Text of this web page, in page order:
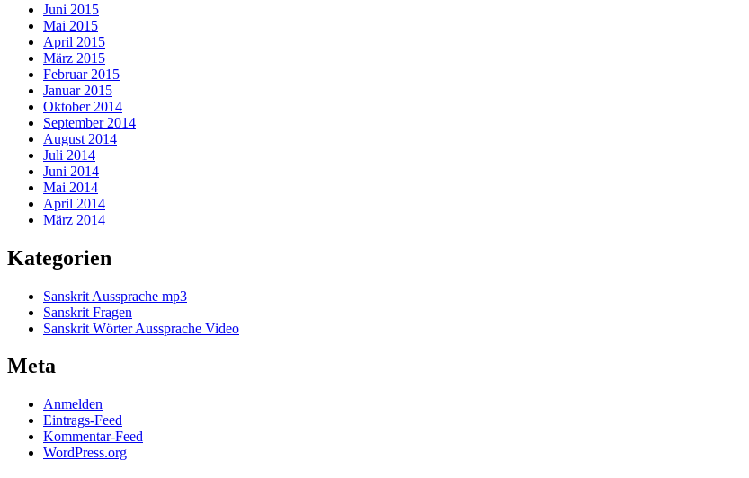
Juni 2015
Mai 2015
April 2015
März 2015
Februar 2015
Januar 2015
Oktober 2014
September 2014
August 2014
Juli 2014
Juni 2014
Mai 2014
April 2014
März 2014
Kategorien
Sanskrit Aussprache mp3
Sanskrit Fragen
Sanskrit Wörter Aussprache Video
Meta
Anmelden
Eintrags-Feed
Kommentar-Feed
WordPress.org